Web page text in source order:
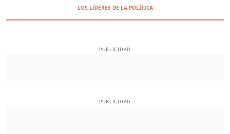
LOS LÍDERES DE LA POLÍTICA
PUBLICIDAD
PUBLICIDAD